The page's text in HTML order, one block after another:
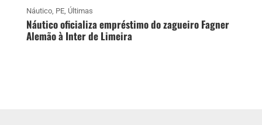
Náutico, PE, Últimas
Náutico oficializa empréstimo do zagueiro Fagner
Alemão à Inter de Limeira